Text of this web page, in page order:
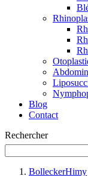
Blog
Contact
Rechercher
BolleckerHimy